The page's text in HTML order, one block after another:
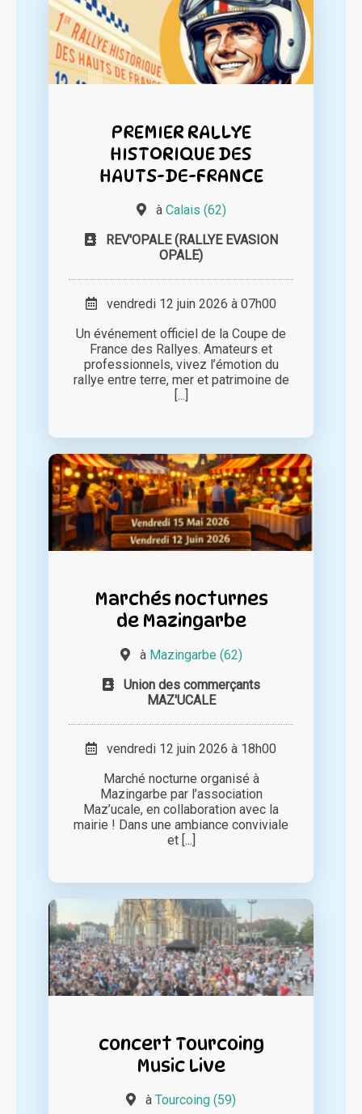
PREMIER RALLYE
HISTORIQUE DES
HAUTS-DE-FRANCE
à Calais (62)
REV'OPALE (RALLYE EVASION
OPALE)
vendredi 12 juin 2026 à 07h00
Un événement officiel de la Coupe de
France des Rallyes. Amateurs et
professionnels, vivez l’émotion du
rallye entre terre, mer et patrimoine de
[...]
Marchés nocturnes
de Mazingarbe
à Mazingarbe (62)
Union des commerçants
MAZ'UCALE
vendredi 12 juin 2026 à 18h00
Marché nocturne organisé à
Mazingarbe par l’association
Maz’ucale, en collaboration avec la
mairie ! Dans une ambiance conviviale
et [...]
concert Tourcoing
Music Live
à Tourcoing (59)